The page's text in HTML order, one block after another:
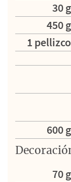
30 g
450 g
1 pellizco
600 g
70 g